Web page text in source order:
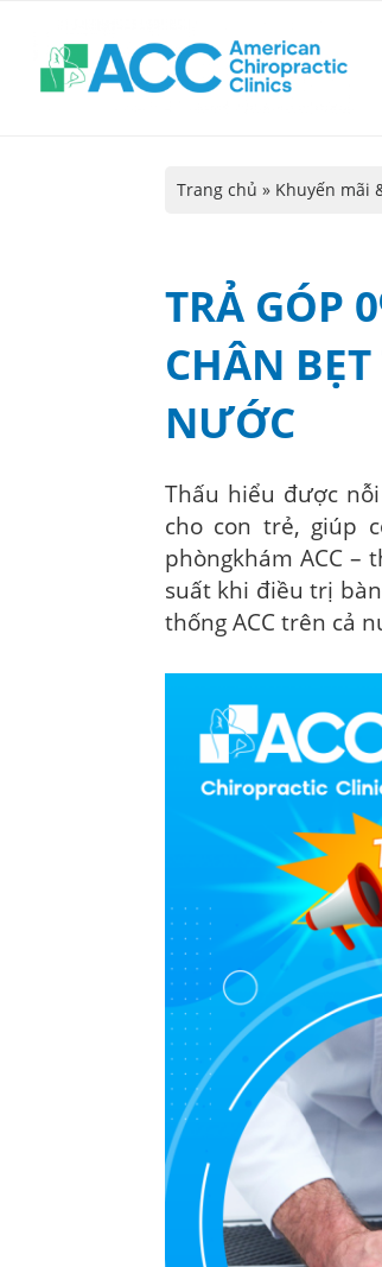
Trang chủ » Khuyến mãi
TRẢ GÓP
CHÂN
NƯỚC
Thấu hiểu được
cho con trẻ, giúp
phòngkhám ACC –
suất khi điều trị
thống ACC trên cả